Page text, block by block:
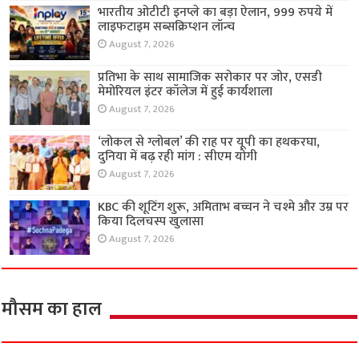
भारतीय ओटीटी इनप्ले का बड़ा ऐलान, 999 रुपये में
लाइफटाइम सब्सक्रिप्शन लॉन्च
August 7, 2026
प्रतिभा के साथ सामाजिक सरोकार पर जोर, एसडी
मेमोरियल इंटर कॉलेज में हुई कार्यशाला
August 7, 2026
‘लोकल से ग्लोबल’ की राह पर यूपी का हथकरघा,
दुनिया में बढ़ रही मांग : सीएम योगी
August 7, 2026
KBC की शूटिंग शुरू, अमिताभ बच्चन ने चश्मे और उम्र पर
किया दिलचस्प खुलासा
August 7, 2026
मौसम का हाल